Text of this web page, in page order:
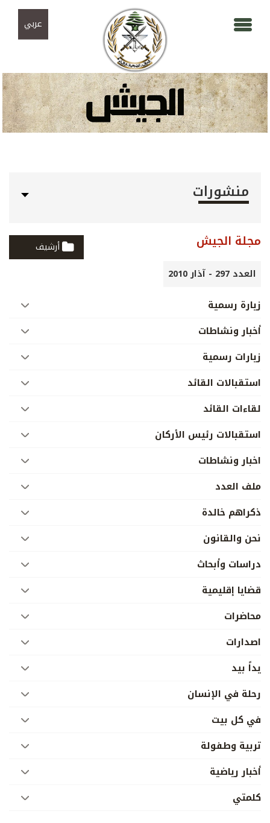
عربي
منشورات
مجلة الجيش
أرشيف
العدد 297 - آذار 2010
زيارة رسمية
أخبار ونشاطات
زيارات رسمية
استقبالات القائد
لقاءات القائد
استقبالات رئيس الأركان
اخبار ونشاطات
ملف العدد
ذكراهم خالدة
نحن والقانون
دراسات وأبحاث
قضايا إقليمية
محاضرات
اصدارات
يداً بيد
رحلة في الإنسان
في كل بيت
تربية وطفولة
أخبار رياضية
كلمتي